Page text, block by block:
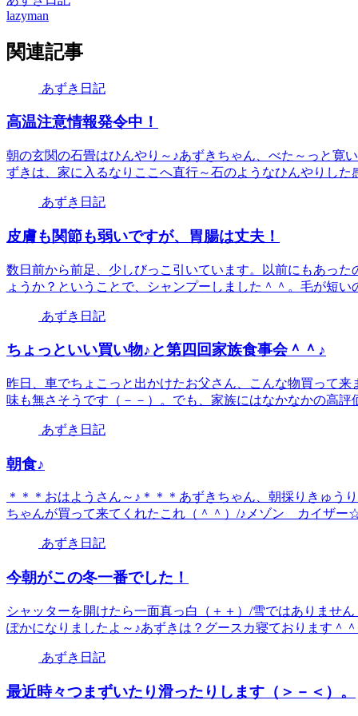
lazyman
関連記事
あずき日記
高温注意情報発令中！
朝の玄関の石畳はひんやり～♪あずきちゃん、べた～っと寛
ずきは、家に入るなりここへ直行～石のようなひんやりした
あずき日記
皮膚も関節も弱いですが、胃腸は丈夫！
数日前から前足、少しびっこ引いています。以前にもあっ
ょうか？ということで、シャンプーしました＾＾。毛が短い
あずき日記
ちょっといい買い物♪と第四回家族食事会＾＾♪
昨日、車でちょこっと出かけたお父さん、こんな物買って
味も無さそうです（－－）。でも、家族にはなかなかの高評
あずき日記
朝食♪
＊＊＊おはようさん～♪＊＊＊あずきちゃん、朝採りきゅ
ちゃんが買って来てくれたこれ（＾＾）/♪メゾン カイザー
あずき日記
今朝がこの冬一番でした！
シャッターを開けたら一面真っ白（＋＋）/雪ではありませ
ぽかになりましたよ～♪あずきは？グースカ寝ております＾
あずき日記
最近時々つまずいたり滑ったりします（＞－＜）。